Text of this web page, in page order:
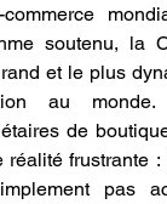
soutenu, la
et le plus
au
de
réalité frustrante
pas